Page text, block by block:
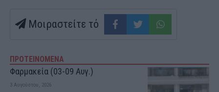
Μοιραστείτε τό
ΠΡΟΤΕΙΝΟΜΕΝΑ
Φαρμακεία (03-09 Αυγ.)
3 Αυγούστου, 2026